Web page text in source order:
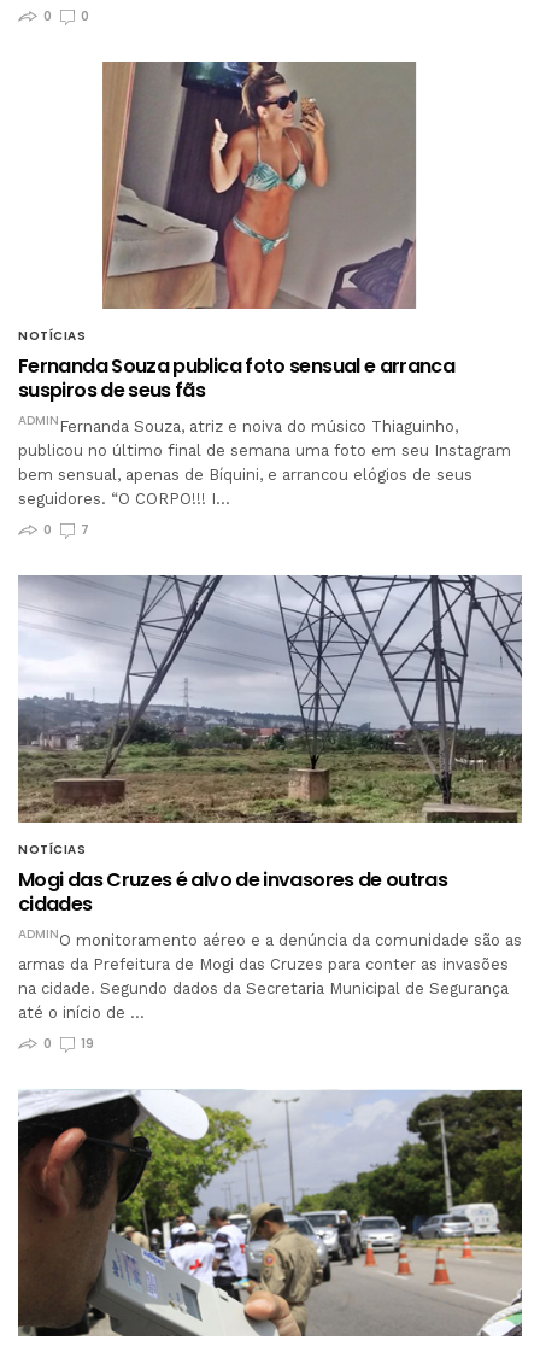
0
0
NOTÍCIAS
Fernanda Souza publica foto sensual e arranca
suspiros de seus fãs
ADMIN Fernanda Souza, atriz e noiva do músico Thiaguinho,
publicou no último final de semana uma foto em seu Instagram
bem sensual, apenas de Bíquini, e arrancou elógios de seus
seguidores. “O CORPO!!! I…
0
7
NOTÍCIAS
Mogi das Cruzes é alvo de invasores de outras
cidades
ADMINO monitoramento aéreo e a denúncia da comunidade são as
armas da Prefeitura de Mogi das Cruzes para conter as invasões
na cidade. Segundo dados da Secretaria Municipal de Segurança
até o início de …
0
19